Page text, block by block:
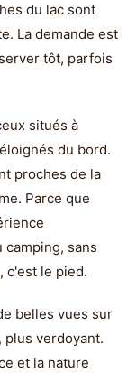
du lac sont
La demande est
tôt, parfois
situés à
du bord.
proches de la
Parce que
sans
c'est le pied.
belles vues sur
plus verdoyant.
et la nature